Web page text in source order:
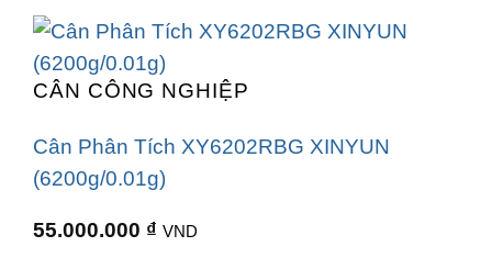
CÂN CÔNG NGHIỆP
Cân Phân Tích XY6202RBG XINYUN
(6200g/0.01g)
55.000.000 ₫ VND